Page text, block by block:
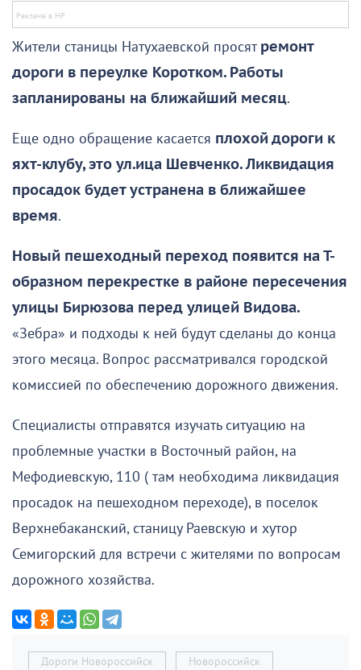
Жители станицы Натухаевской просятремонт
дороги в переулке Коротком. Работы
запланированы на ближайший месяц.
Еще одно обращение касается плохой дороги к
яхт-клубу, это ул.ица Шевченко. Ликвидация
просадок будет устранена в ближайшее
время.
Новый пешеходный переход появится на Т-
образном перекрестке в районе пересечения
улицы Бирюзова перед улицей Видова.
«Зебра» и подходы к ней будут сделаны до конца
этого месяца. Вопрос рассматривался городской
комиссией по обеспечению дорожного движения.
Специалисты отправятся изучать ситуацию на
проблемные участки в Восточный район, на
Мефодиевскую, 110 ( там необходима ликвидация
просадок на пешеходном переходе), в поселок
Верхнебаканский, станицу Раевскую и хутор
Семигорский для встречи с жителями по вопросам
дорожного хозяйства.
Дороги Новороссийск Новороссийск